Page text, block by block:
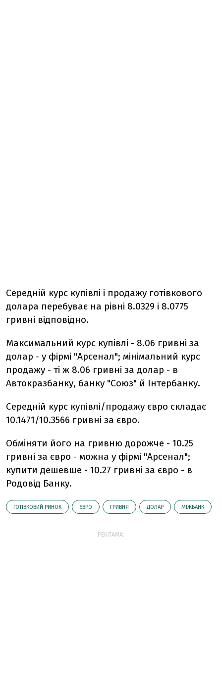
Середній курс купівлі і продажу готівкового
долара перебуває на рівні 8.0329 і 8.0775
гривні відповідно.
Максимальний курс купівлі - 8.06 гривні за
долар - у фірмі "Арсенал"; мінімальний курс
продажу - ті ж 8.06 гривні за долар - в
Автокразбанку, банку "Союз" й Інтербанку.
Середній курс купівлі/продажу євро складає
10.1471/10.3566 гривні за євро.
Обміняти його на гривню дорожче - 10.25
гривні за євро - можна у фірмі "Арсенал";
купити дешевше - 10.27 гривні за євро - в
Родовід Банку.
ГОТІВКОВИЙ РИНОК ЄВРО ГРИВНЯ ДОЛАР МІЖБАНК
РЕКЛАМА: